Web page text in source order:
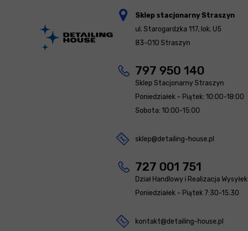
Sklep stacjonarny Straszyn
ul. Starogardzka 117, lok. U5
83-010 Straszyn
797 950 140
Sklep Stacjonarny Straszyn
Poniedziałek – Piątek: 10:00-18:00
Sobota: 10:00-15:00
sklep@detailing-house.pl
727 001 751
Dział Handlowy i Realizacja Wysyłek
Poniedziałek – Piątek 7:30-15.30
kontakt@detailing-house.pl